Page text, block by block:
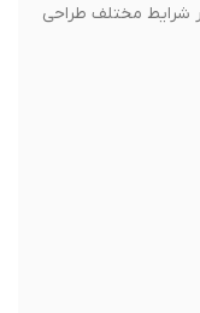
مختلف طراحی